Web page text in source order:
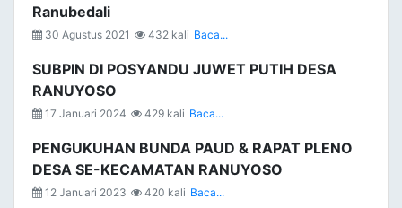
Ranubedali
30 Agustus 2021 432 kali Baca...
SUBPIN DI POSYANDU JUWET PUTIH DESA
RANUYOSO
17 Januari 2024 429 kali Baca...
PENGUKUHAN BUNDA PAUD & RAPAT PLENO
DESA SE-KECAMATAN RANUYOSO
12 Januari 2023 420 kali Baca...